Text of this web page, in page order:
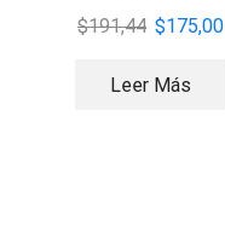
$191,44 $175,00
Leer Más